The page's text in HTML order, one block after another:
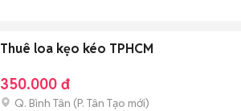
Thuê loa kẹo kéo TPHCM
350.000 đ
Q. Bình Tân (P. Tân Tạo mới)